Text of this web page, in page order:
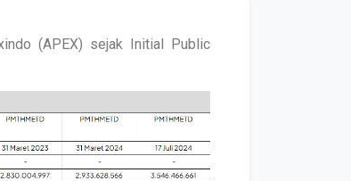
(APEX) sejak Initial Public